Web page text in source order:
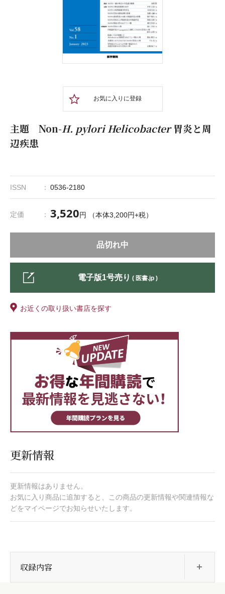
お気に入りに登録
主題 Non-H. pylori Helicobacter胃炎と周
辺疾患
ISSN 0536-2180
定価 3,520円 （本体3,200円+税）
品切れ中
電子版1号売り ( 医書.jp )
お近くの取り扱い書店を探す
更新情報
更新情報はありません。
お気に入り商品に追加すると、この商品の更新情報や関連情報な
どをマイページでお知らせいたします。
収録内容